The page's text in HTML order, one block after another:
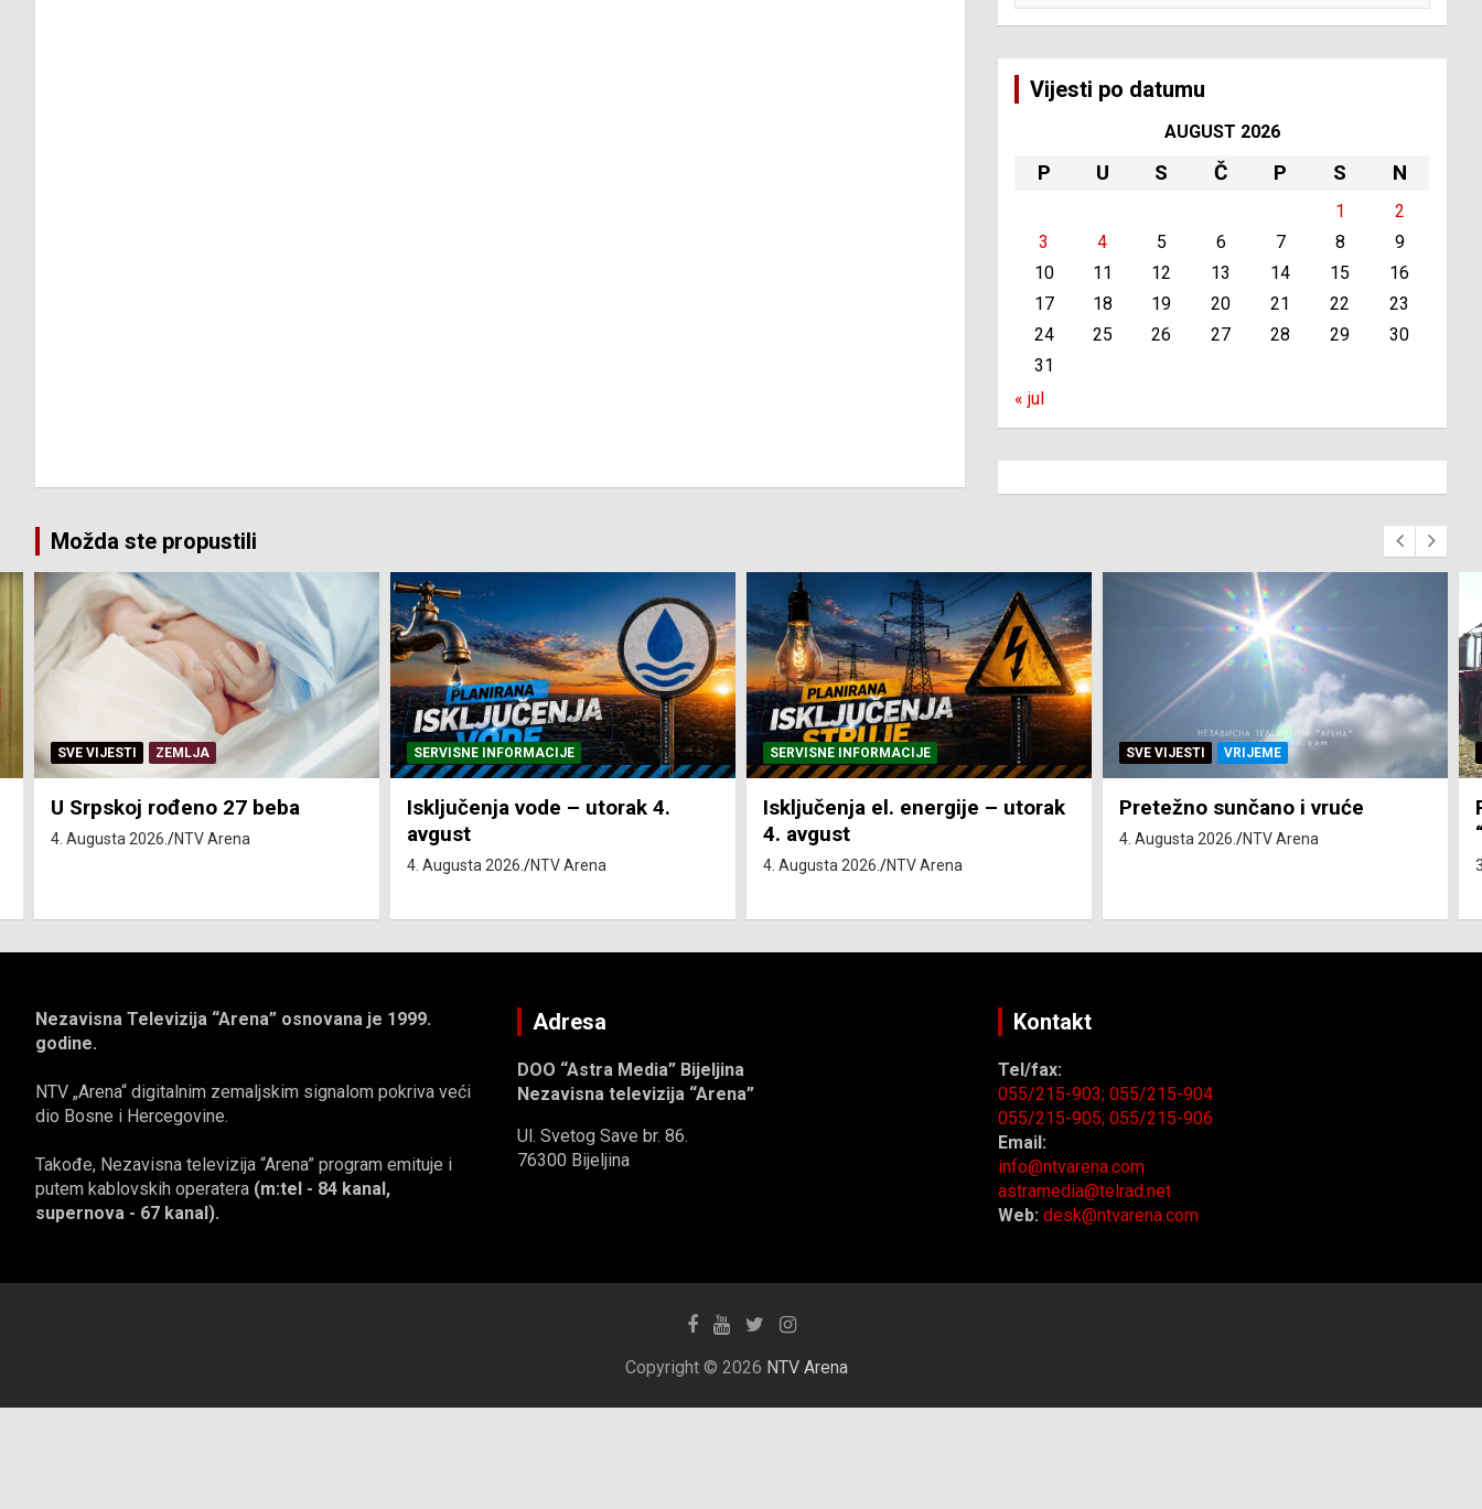
Vijesti po datumu
AUGUST 2026
P U S Č P S N
1
2
3
4 5 6 7 8
9
10
11 12 13 14 15
16
17
18 19 20 21 22
23
24
25 26 27 28 29
30
31
« jul
Možda ste propustili
SERVISNE INFORMACIJE
Isključenja vode – utorak 4.
avgust
SERVISNE INFORMACIJE
Isključenja el. energije – utorak
4. avgust
4. Augusta 2026. NTV Arena
SVE VIJESTI VRIJEME
Pretežno sunčano i vruće
4. Augusta 2026.
SVE VIJESTI ZEMLJA
Pravo na subvenciju za traktor
“Belarus” ostvarila 84 korisnika
Nezavisna Televizija “Arena” osnovana je 1999.
godine.
NTV „Arena“ digitalnim zemaljskim signalom pokriva veći
dio Bosne i Hercegovine.
Takođe, Nezavisna televizija “Arena” program emituje i
putem kablovskih operatera (m:tel - 84 kanal,
supernova - 67 kanal).
Adresa
DOO “Astra Media” Bijeljina
Nezavisna televizija “Arena”
Ul. Svetog Save br. 86.
76300 Bijeljina
Kontakt
Tel/fax:
055/215-903;055/215-904
055/215-905;055/215-906
Email:
info@ntvarena.com
astramedia@telrad.net
Web: desk@ntvarena.com
Copyright © 2026 NTV Arena